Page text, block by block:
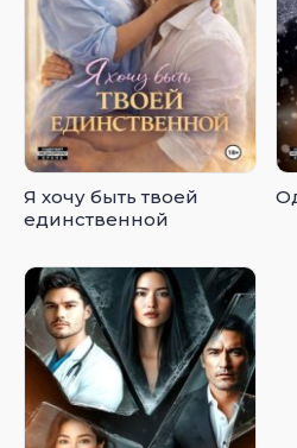
Я хочу быть твоей
единственной